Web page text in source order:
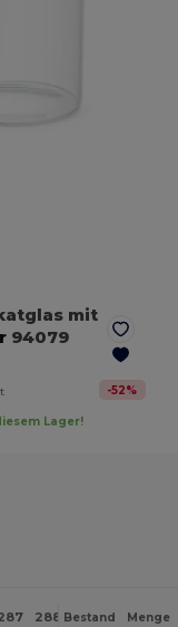
mit
94079
-52%
Lager!
288 + Mehr
Bestand Menge